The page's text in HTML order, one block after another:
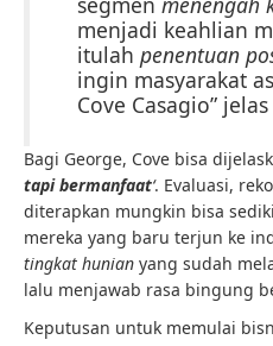
menjadi keahlian
itulah penentuan
ingin masyarakat
Cove Casagio”
Bagi George, Cove bisa
tapi bermanfaat‘. Evaluasi,
diterapkan mungkin bisa
mereka yang baru terjun ke
tingkat hunian yang sudah
lalu menjawab rasa bingung
Keputusan untuk memulai